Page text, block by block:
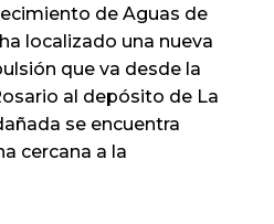
de Aguas de
localizado una nueva
que va desde la
al depósito de La
se encuentra
cercana a la